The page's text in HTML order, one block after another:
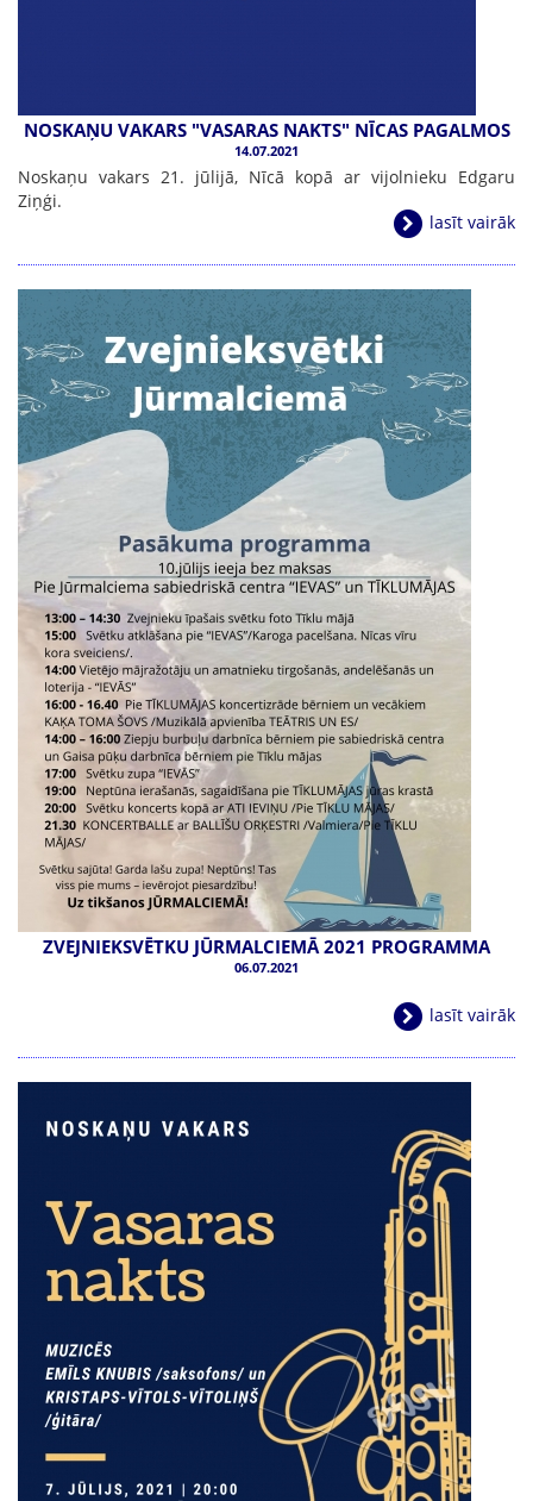
NOSKAŅU VAKARS "VASARAS NAKTS" NĪCAS PAGALMOS
14.07.2021
Noskaņu vakars 21. jūlijā, Nīcā kopā ar vijolnieku Edgaru
Ziņģi.
lasīt vairāk
ZVEJNIEKSVĒTKU JŪRMALCIEMĀ 2021 PROGRAMMA
06.07.2021
lasīt vairāk